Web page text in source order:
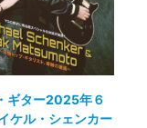
ギター2025年６
ケル・シェンカー